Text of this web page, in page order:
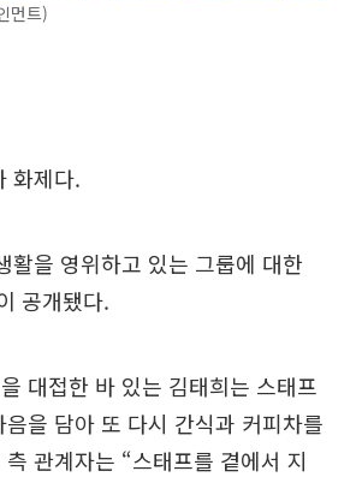
먼트)
화제다.
활을 영위하고 있는 그룹에 대한
공개됐다.
대접한 바 있는 김태희는 스태프
을 담아 또 다시 간식과 커피차를
관계자는 “스태프를 곁에서 지